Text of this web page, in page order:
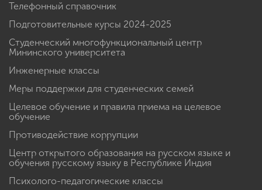
Телефонный справочник
Подготовительные курсы 2024-2025
Студенческий многофункциональный центр
Мининского университета
Инженерные классы
Меры поддержки для студенческих семей
Целевое обучение и правила приема на целевое
обучение
Противодействие коррупции
Центр открытого образования на русском языке и
обучения русскому языку в Республике Индия
Психолого-педагогические классы